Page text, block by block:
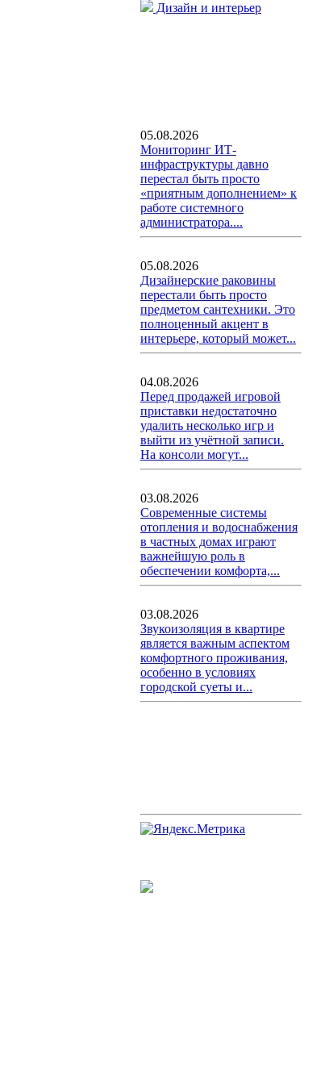
Дизайн и интерьер
05.08.2026
Мониторинг ИТ-
инфраструктуры давно
перестал быть просто
«приятным дополнением» к
работе системного
администратора....
05.08.2026
Дизайнерские раковины
перестали быть просто
предметом сантехники. Это
полноценный акцент в
интерьере, который может...
04.08.2026
Перед продажей игровой
приставки недостаточно
удалить несколько игр и
выйти из учётной записи.
На консоли могут...
03.08.2026
Современные системы
отопления и водоснабжения
в частных домах играют
важнейшую роль в
обеспечении комфорта,...
03.08.2026
Звукоизоляция в квартире
является важным аспектом
комфортного проживания,
особенно в условиях
городской суеты и...